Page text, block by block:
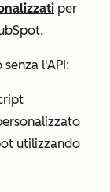
per
l'API:
utilizzando